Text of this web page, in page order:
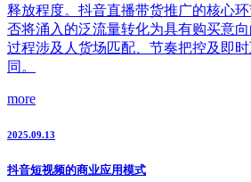
释放程度。抖音直播带货推广的核心
否将涌入的泛流量转化为具有购买意
过程涉及人货场匹配、节奏把控及即
同。
more
2025.09.13
抖音短视频的商业应用模式